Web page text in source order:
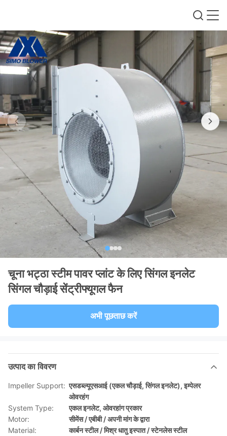
चूना भट्ठा स्टीम पावर प्लांट के लिए सिंगल इनलेट
सिंगल चौड़ाई सेंट्रीफ्यूगल फैन
अभी पूछताछ करें
उत्पाद का विवरण
Impeller Support: एसडब्ल्यूएसआई (एकल चौड़ाई, सिंगल इनलेट), इम्पेलर
ओवरहंग
System Type:
एकल इनलेट, ओवरहांग प्रकार
Motor:
सीमेंस / एबीबी / अपनी मांग के द्वारा
Material:
कार्बन स्टील / मिश्र धातु इस्पात / स्टेनलेस स्टील